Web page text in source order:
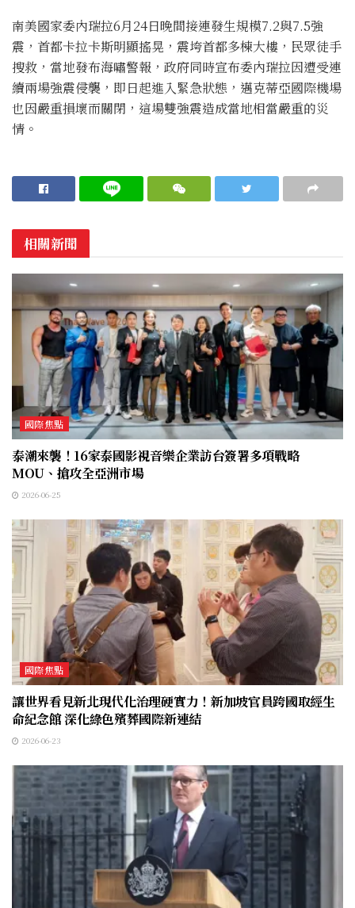
南美國家委內瑞拉6月24日晚間接連發生規模7.2與7.5強
震，首都卡拉卡斯明顯搖晃，震垮首都多棟大樓，民眾徒手
搜救，當地發布海嘯警報，政府同時宣布委內瑞拉因遭受連
續兩場強震侵襲，即日起進入緊急狀態，邁克蒂亞國際機場
也因嚴重損壞而關閉，這場雙強震造成當地相當嚴重的災
情。
相關新聞
國際焦點
泰潮來襲！16家泰國影視音樂企業訪台簽署多項戰略
MOU、搶攻全亞洲市場
2026-06-25
國際焦點
讓世界看見新北現代化治理硬實力！新加坡官員跨國取經生
命紀念館 深化綠色殯葬國際新連結
2026-06-23